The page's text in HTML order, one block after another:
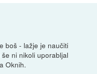
boš - lažje je naučiti
ni nikoli uporabljal
Oknih.